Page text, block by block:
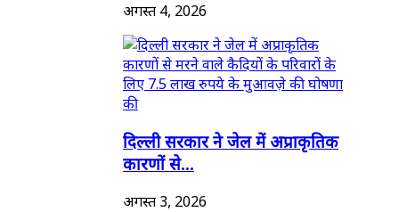
अगस्त 4, 2026
दिल्ली सरकार ने जेल में अप्राकृतिक
कारणों से...
अगस्त 3, 2026